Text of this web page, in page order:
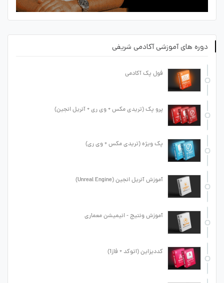
دوره های آموزشی آکادمی شریفی
فول پک آکادمی
پرو پک (تریدی مکس + وی ری + آنریل انجین)
پک ویژه (تریدی مکس + وی ری)
آموزش آنریل انجین (Unreal Engine)
آموزش ونتیج - انیمیشن معماری
کددیزاین (اتوکد + فاز1)